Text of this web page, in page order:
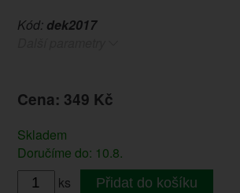
Kód: dek2017
Cena: 349 Kč
Skladem
Doručíme do: 10.8.
ks
Přidat do košíku